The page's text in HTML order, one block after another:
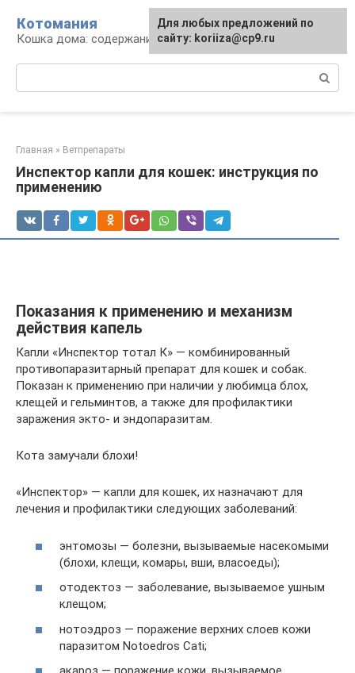
контенту
Котомания
Кошка дома: содержание и уход
Главная » Ветпрепараты
Инспектор капли для кошек: инструкция по
применению
Показания к применению и механизм
действия капель
Капли «Инспектор тотал К» — комбинированный
противопаразитарный препарат для кошек и собак.
Показан к применению при наличии у любимца блох,
клещей и гельминтов, а также для профилактики
заражения экто- и эндопаразитам.
Кота замучали блохи!
«Инспектор» — капли для кошек, их назначают для
лечения и профилактики следующих заболеваний:
энтомозы — болезни, вызываемые насекомыми
(блохи, клещи, комары, вши, власоеды);
отодектоз — заболевание, вызываемое ушным
клещом;
нотоэдроз — поражение верхних слоев кожи
паразитом Notoedros Cati;
Для любых предложений по
сайту: koriiza@cp9.ru